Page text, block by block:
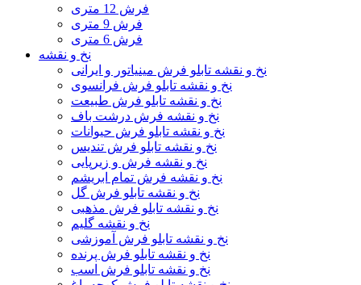
فرش 12 متری
فرش 9 متری
فرش 6 متری
نخ و نقشه
نخ و نقشه تابلو فرش مینیاتور و ایرانی
نخ و نقشه تابلو فرش فرانسوی
نخ و نقشه تابلو فرش طبیعت
نخ و نقشه فرش درشت باف
نخ و نقشه تابلو فرش حیوانات
نخ و نقشه تابلو فرش تندیس
نخ و نقشه فرش و زیرپایی
نخ و نقشه فرش تمام ابریشم
نخ و نقشه تابلو فرش گل
نخ و نقشه تابلو فرش مذهبی
نخ و نقشه گلیم
نخ و نقشه تابلو فرش آموزشی
نخ و نقشه تابلو فرش پرنده
نخ و نقشه تابلو فرش اسب